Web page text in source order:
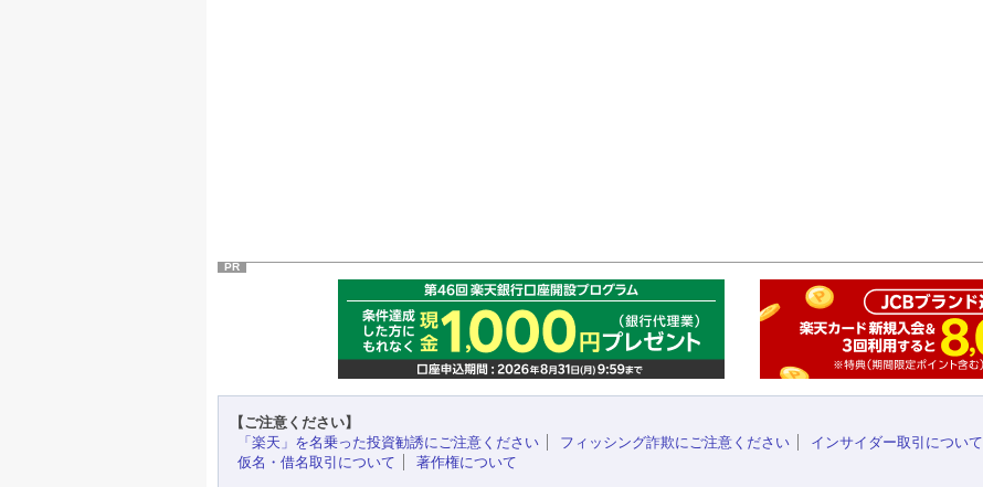
PR
【ご注意ください】
「楽天」を名乗った投資勧誘にご注意ください
フィッシング詐欺にご注意ください インサイダー取引について
仮名・借名取引について
著作権について